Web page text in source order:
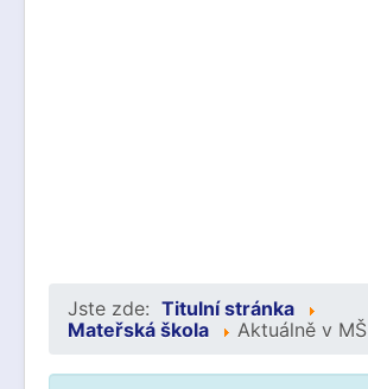
Jste zde: Titulní stránka
Mateřská škola
Aktuálně v MŠ